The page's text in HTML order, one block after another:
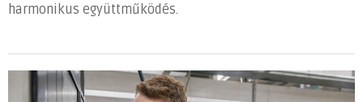
harmonikus együttműködés.